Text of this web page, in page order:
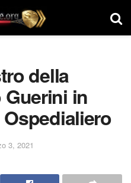
della
Guerini in
3, 2021